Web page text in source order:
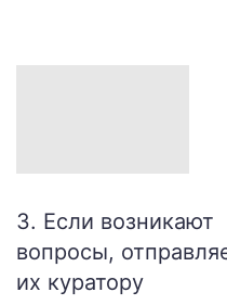
3. Если возникают
вопросы,
их куратору